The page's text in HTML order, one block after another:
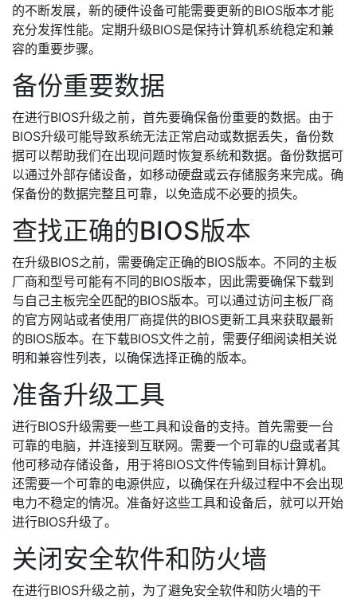
的不断发展，新的硬件设备可能需要更新的BIOS版本才能
充分发挥性能。定期升级BIOS是保持计算机系统稳定和兼
容的重要步骤。
备份重要数据
在进行BIOS升级之前，首先要确保备份重要的数据。由于
BIOS升级可能导致系统无法正常启动或数据丢失，备份数
据可以帮助我们在出现问题时恢复系统和数据。备份数据可
以通过外部存储设备，如移动硬盘或云存储服务来完成。确
保备份的数据完整且可靠，以免造成不必要的损失。
查找正确的BIOS版本
在升级BIOS之前，需要确定正确的BIOS版本。不同的主板
厂商和型号可能有不同的BIOS版本，因此需要确保下载到
与自己主板完全匹配的BIOS版本。可以通过访问主板厂商
的官方网站或者使用厂商提供的BIOS更新工具来获取最新
的BIOS版本。在下载BIOS文件之前，需要仔细阅读相关说
明和兼容性列表，以确保选择正确的版本。
准备升级工具
进行BIOS升级需要一些工具和设备的支持。首先需要一台
可靠的电脑，并连接到互联网。需要一个可靠的U盘或者其
他可移动存储设备，用于将BIOS文件传输到目标计算机。
还需要一个可靠的电源供应，以确保在升级过程中不会出现
电力不稳定的情况。准备好这些工具和设备后，就可以开始
进行BIOS升级了。
关闭安全软件和防火墙
在进行BIOS升级之前，为了避免安全软件和防火墙的干